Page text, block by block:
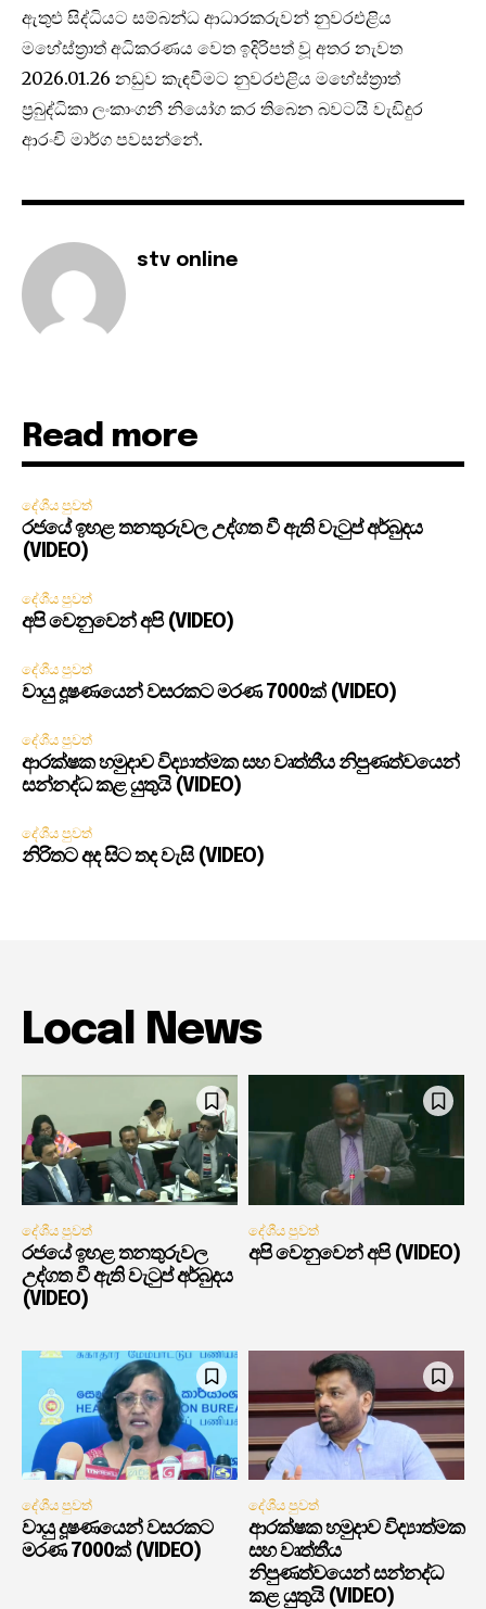
ඇතුළු සිද්ධියට සම්බන්ධ ආධාරකරුවන් නුවරඑළිය
මහේස්ත්‍රාත් අධිකරණය වෙත ඉදිරිපත් වූ අතර නැවත
2026.01.26 නඩුව කැඳවීමට නුවරඑළිය මහේස්ත්‍රාත්
ප්‍රබුද්ධිකා ලංකාංගනී නියෝග කර තිබෙන බවටයි වැඩිදුර
ආරංචි මාර්ග පවසන්නේ.
stv online
Read more
දේශීය පුවත්
රජයේ ඉහළ තනතුරුවල උද්ගත වී ඇති වැටුප් අර්බුදය
(VIDEO)
දේශීය පුවත්
අපි වෙනුවෙන් අපි (VIDEO)
දේශීය පුවත්
වායු දූෂණයෙන් වසරකට මරණ 7000ක් (VIDEO)
දේශීය පුවත්
ආරක්ෂක හමුදාව විද්‍යාත්මක සහ වෘත්තීය නිපුණත්වයෙන්
සන්නද්ධ කළ යුතුයි (VIDEO)
දේශීය පුවත්
නිරිතට අද සිට තද වැසි (VIDEO)
Local News
දේශීය පුවත්
රජයේ ඉහළ තනතුරුවල
උද්ගත වී ඇති වැටුප් අර්බුදය
(VIDEO)
දේශීය පුවත්
අපි වෙනුවෙන් අපි (VIDEO)
දේශීය පුවත්
වායු දූෂණයෙන් වසරකට
මරණ 7000ක් (VIDEO)
දේශීය පුවත්
ආරක්ෂක හමුදාව විද්‍යාත්මක
සහ වෘත්තීය
නිපුණත්වයෙන් සන්නද්ධ
කළ යුතුයි (VIDEO)